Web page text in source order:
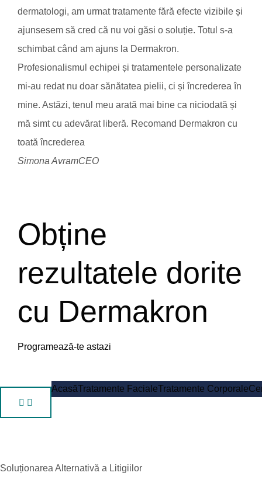
dermatologi, am urmat tratamente fără efecte vizibile și
ajunsesem să cred că nu voi găsi o soluție. Totul s-a
schimbat când am ajuns la Dermakron.
Profesionalismul echipei și tratamentele personalizate
mi-au redat nu doar sănătatea pielii, ci și încrederea în
mine. Astăzi, tenul meu arată mai bine ca niciodată și
mă simt cu adevărat liberă. Recomand Dermakron cu
toată încrederea
Simona AvramCEO
Obține
rezultatele dorite
cu Dermakron
Programează-te astazi
AcasăTratamente FacialeTratamente Corporale
Soluționarea Alternativă a Litigiilor